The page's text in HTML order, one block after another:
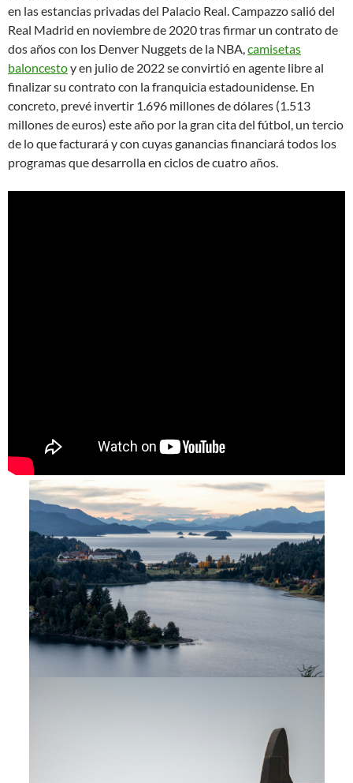
en las estancias privadas del Palacio Real. Campazzo salió del
Real Madrid en noviembre de 2020 tras firmar un contrato de
dos años con los Denver Nuggets de la NBA,camisetas
baloncestoy en julio de 2022 se convirtió en agente libre al
finalizar su contrato con la franquicia estadounidense. En
concreto, prevé invertir 1.696 millones de dólares (1.513
millones de euros) este año por la gran cita del fútbol, un tercio
de lo que facturará y con cuyas ganancias financiará todos los
programas que desarrolla en ciclos de cuatro años.